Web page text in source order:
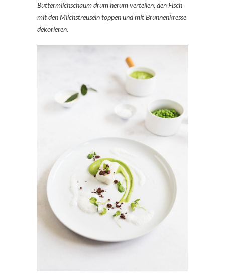
Buttermilchschaum drum herum verteilen, den Fisch
mit den Milchstreuseln toppen und mit Brunnenkresse
dekorieren.